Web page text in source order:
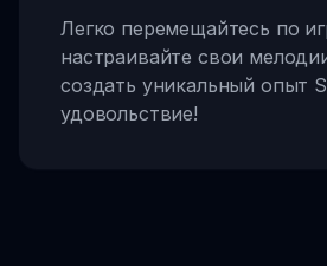
Легко перемещайтесь по
настраивайте свои
создать уникальный опыт
удовольствие!